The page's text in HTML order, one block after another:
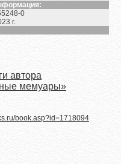
0
г.
автора
мемуары»
book.asp?id=1718094